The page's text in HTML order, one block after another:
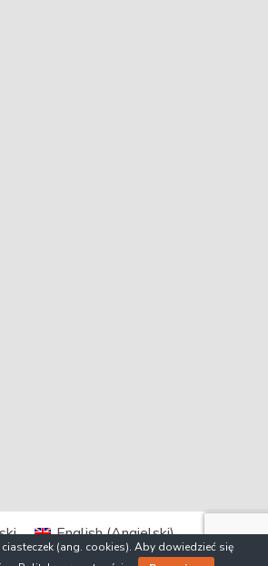
(ang. cookies). Aby dowiedzieć się
English(Angielski)